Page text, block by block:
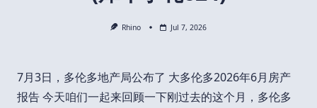
Rhino Jul 7, 2026
7月3日，多伦多地产局公布了 大多伦多2026年6月房产
报告 今天咱们一起来回顾一下刚过去的这个月，多伦多